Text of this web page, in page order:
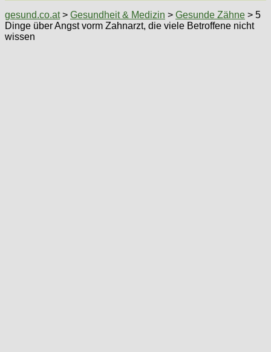
gesund.co.at> Gesundheit & Medizin > Gesunde Zähne > 5
Dinge über Angst vorm Zahnarzt, die viele Betroffene nicht
wissen